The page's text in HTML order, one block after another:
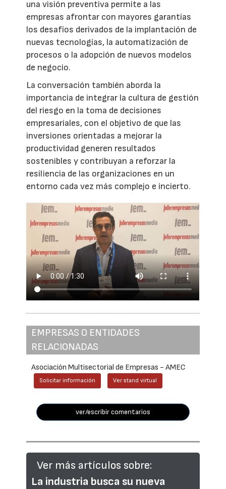
una visión preventiva permite a las
empresas afrontar con mayores garantías
los desafíos derivados de la implantación de
nuevas tecnologías, la automatización de
procesos o la adopción de nuevos modelos
de negocio.
La conversación también aborda la
importancia de integrar la cultura de gestión
del riesgo en la toma de decisiones
empresariales, con el objetivo de que las
inversiones orientadas a mejorar la
productividad generen resultados
sostenibles y contribuyan a reforzar la
resiliencia de las organizaciones en un
entorno cada vez más complejo e incierto.
EMPRESAS O ENTIDADES
RELACIONADAS
Asociación Multisectorial de Empresas - AMEC
Solicitar información Ver stand virtual
ver/escribir comentarios
Ver más artículos sobre:
La industria busca su nueva